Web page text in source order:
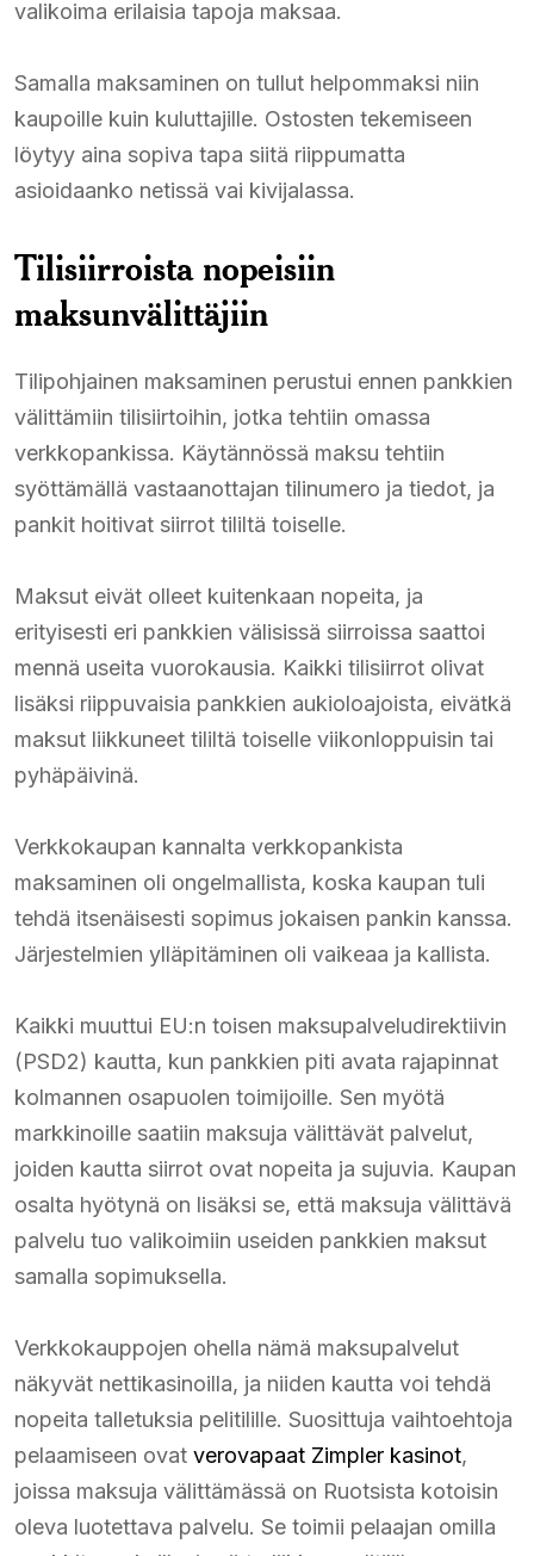
valikoima erilaisia tapoja maksaa.
Samalla maksaminen on tullut helpommaksi niin
kaupoille kuin kuluttajille. Ostosten tekemiseen
löytyy aina sopiva tapa siitä riippumatta
asioidaanko netissä vai kivijalassa.
Tilisiirroista nopeisiin
maksunvälittäjiin
Tilipohjainen maksaminen perustui ennen pankkien
välittämiin tilisiirtoihin, jotka tehtiin omassa
verkkopankissa. Käytännössä maksu tehtiin
syöttämällä vastaanottajan tilinumero ja tiedot, ja
pankit hoitivat siirrot tililtä toiselle.
Maksut eivät olleet kuitenkaan nopeita, ja
erityisesti eri pankkien välisissä siirroissa saattoi
mennä useita vuorokausia. Kaikki tilisiirrot olivat
lisäksi riippuvaisia pankkien aukioloajoista, eivätkä
maksut liikkuneet tililtä toiselle viikonloppuisin tai
pyhäpäivinä.
Verkkokaupan kannalta verkkopankista
maksaminen oli ongelmallista, koska kaupan tuli
tehdä itsenäisesti sopimus jokaisen pankin kanssa.
Järjestelmien ylläpitäminen oli vaikeaa ja kallista.
Kaikki muuttui EU:n toisen maksupalveludirektiivin
(PSD2) kautta, kun pankkien piti avata rajapinnat
kolmannen osapuolen toimijoille. Sen myötä
markkinoille saatiin maksuja välittävät palvelut,
joiden kautta siirrot ovat nopeita ja sujuvia. Kaupan
osalta hyötynä on lisäksi se, että maksuja välittävä
palvelu tuo valikoimiin useiden pankkien maksut
samalla sopimuksella.
Verkkokauppojen ohella nämä maksupalvelut
näkyvät nettikasinoilla, ja niiden kautta voi tehdä
nopeita talletuksia pelitilille. Suosittuja vaihtoehtoja
pelaamiseen ovat verovapaat Zimpler kasinot,
joissa maksuja välittämässä on Ruotsista kotoisin
oleva luotettava palvelu. Se toimii pelaajan omilla